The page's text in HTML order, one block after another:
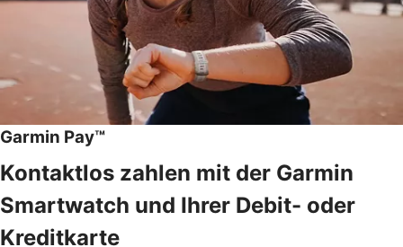
Garmin Pay™
Kontaktlos zahlen mit der Garmin
Smartwatch und Ihrer Debit- oder
Kreditkarte